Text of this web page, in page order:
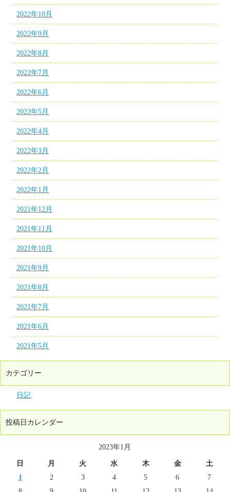
2022年10月
2022年9月
2022年8月
2022年7月
2022年6月
2022年5月
2022年4月
2022年3月
2022年2月
2022年1月
2021年12月
2021年11月
2021年10月
2021年9月
2021年8月
2021年7月
2021年6月
2021年5月
カテゴリー
日記
投稿日カレンダー
2023年1月
日 月 火 水 木 金
土
1
2 3 4 5 6
7